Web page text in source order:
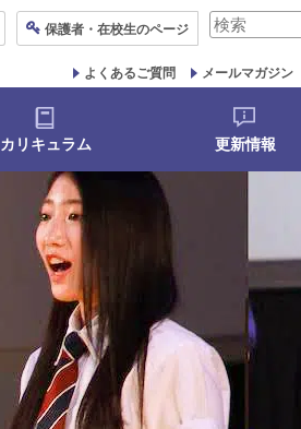
保護者 ・在校生のページ
検
対
象:
よくあるご質問 メールマガジン
カリキュラム 更新情報